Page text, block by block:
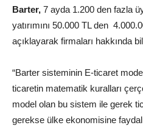
Barter, 7 ayda 1.200 den fazla
yatırımını 50.000 TL den
açıklayarak firmaları hakkında
“Barter sisteminin E-ticaret
ticaretin matematik kuralları
model olan bu sistem ile gerek
gerekse ülke ekonomisine